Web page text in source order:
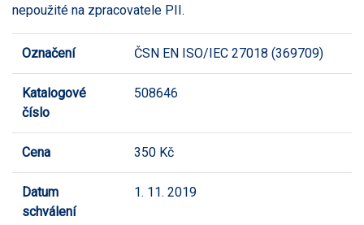
nepoužité na zpracovatele PII.
Označení ČSN EN ISO/IEC 27018 (369709)
Katalogové
číslo
508646
Cena 350 Kč
Datum
schválení
1. 11. 2019